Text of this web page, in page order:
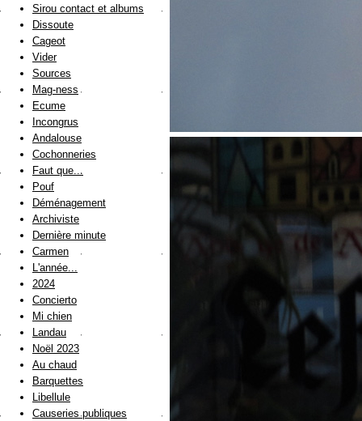
Sirou contact et albums
Dissoute
Cageot
Vider
Sources
Mag-ness
Ecume
Incongrus
Andalouse
Cochonneries
Faut que...
Pouf
Déménagement
Archiviste
Dernière minute
Carmen
L'année...
2024
Concierto
Mi chien
Landau
Noël 2023
Au chaud
Barquettes
Libellule
Causeries publiques